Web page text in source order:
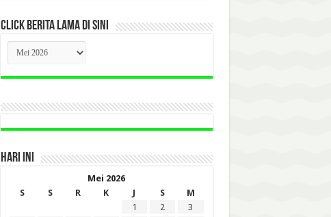
CLICK BERITA LAMA DI SINI
CLICK
BERITA
LAMA
DI
HARI INI
Mei 2026
S
S R K J S
M
1
2
3